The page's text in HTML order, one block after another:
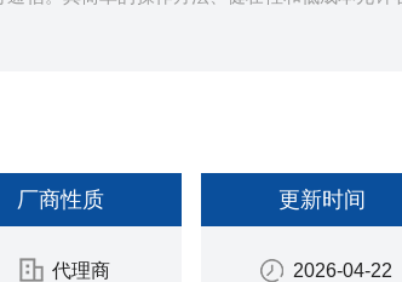
厂商性质
代理商
更新时间
2026-04-22